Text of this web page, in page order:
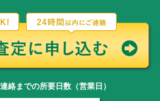
絡までの所要日数（営業日）